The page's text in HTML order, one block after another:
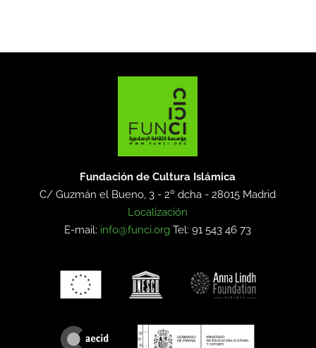
Fundación de Cultura Islámica
C/ Guzmán el Bueno, 3 - 2º dcha -28015 Madrid
Localización
E-mail: info@funci.org Tel: 91 543 46 73